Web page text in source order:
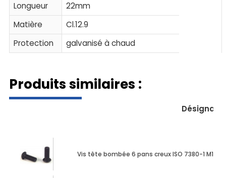
Longueur
22mm
Matière
Cl.12.9
Protection
galvanisé à chaud
Produits similaires :
Vis tête bombée 6 pans creux ISO 7380-1 M10 X